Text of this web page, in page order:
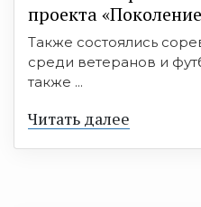
проекта
Также состоялись
среди ветеранов и
также ...
Читать далее